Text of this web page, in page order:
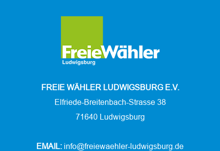
FREIE WÄHLER LUDWIGSBURG E.V.
Elfriede-Breitenbach-Strasse 38
71640 Ludwigsburg
EMAIL: info@freiewaehler-ludwigsburg.de